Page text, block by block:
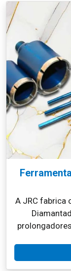
A JRC fabrica